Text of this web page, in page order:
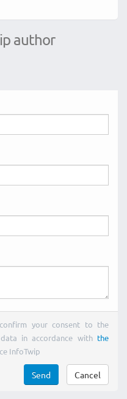
author
your consent to the
in accordance with the
InfoTwip
Send Cancel